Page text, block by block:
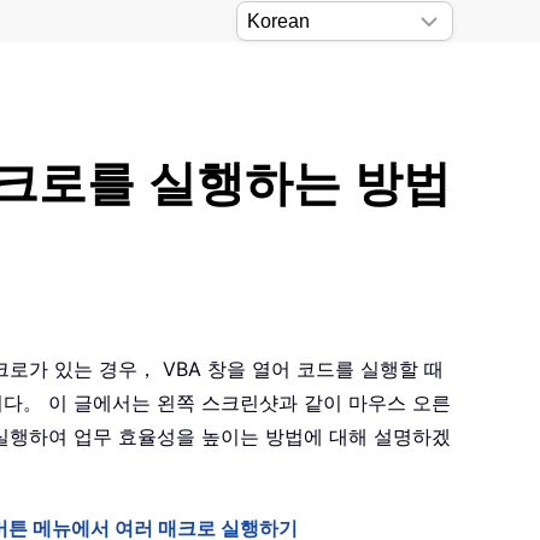
로를 실행하는 방법
가 있는 경우， VBA 창을 열어 코드를 실행할 때
。 이 글에서는 왼쪽 스크린샷과 같이 마우스 오른
하여 업무 효율성을 높이는 방법에 대해 설명하겠
메뉴에서 여러 매크로 실행하기